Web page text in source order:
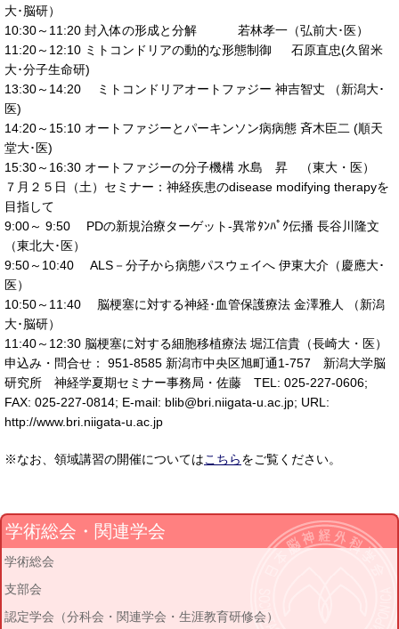
大･脳研）
10:30～11:20 封入体の形成と分解 若林孝一（弘前大･医）
11:20～12:10 ミトコンドリアの動的な形態制御 石原直忠(久留米
大･分子生命研)
13:30～14:20 ミトコンドリアオートファジー 神吉智丈 （新潟大･
医)
14:20～15:10 オートファジーとパーキンソン病病態 斉木臣二 (順天
堂大･医)
15:30～16:30 オートファジーの分子機構 水島 昇 （東大・医）
７月２５日（土）セミナー：神経疾患のdisease modifying therapyを
目指して
9:00～ 9:50 PDの新規治療ターゲット-異常ﾀﾝﾊﾟｸ伝播 長谷川隆文
（東北大･医）
9:50～10:40 ALS－分子から病態パスウェイへ 伊東大介（慶應大･
医）
10:50～11:40 脳梗塞に対する神経･血管保護療法 金澤雅人 （新潟
大･脳研）
11:40～12:30 脳梗塞に対する細胞移植療法 堀江信貴（長崎大・医）
申込み・問合せ： 951-8585 新潟市中央区旭町通1-757 新潟大学脳
研究所 神経学夏期セミナー事務局・佐藤 TEL: 025-227-0606;
FAX: 025-227-0814; E-mail: blib@bri.niigata-u.ac.jp; URL:
http://www.bri.niigata-u.ac.jp
※なお、領域講習の開催についてはこちらをご覧ください。
学術総会・関連学会
学術総会
支部会
認定学会（分科会・関連学会・生涯教育研修会）